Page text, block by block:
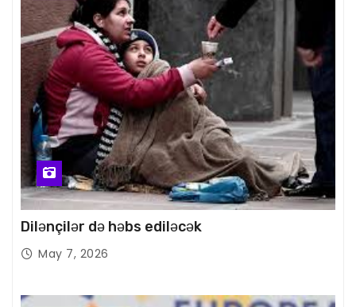
Dilənçilər də həbs ediləcək
May 7, 2026